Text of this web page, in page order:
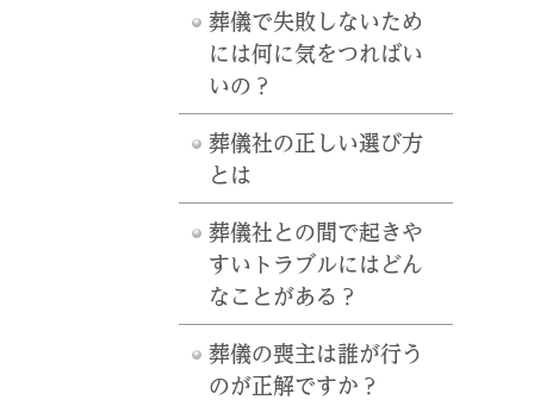
葬儀で失敗しないため
には何に気をつればい
いの？
葬儀社の正しい選び方
とは
葬儀社との間で起きや
すいトラブルにはどん
なことがある？
葬儀の喪主は誰が行う
のが正解ですか？